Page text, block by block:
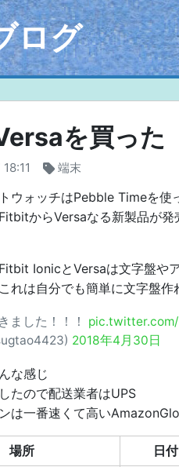
ログ
を買った
端末
ウォッチはPebble Timeを使
からVersaなる新製品が
IonicとVersaは文字盤や
れは自分でも簡単に文字盤作
ました！！！
2018年4月30日
な感じ
たので配送業者はUPS
は一番速くて高い
場所 日付